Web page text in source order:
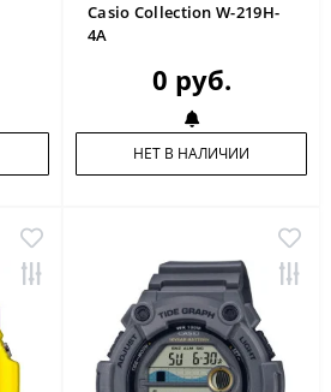
Casio Collection W-219H-
4A
0 руб.
НЕТ В НАЛИЧИИ